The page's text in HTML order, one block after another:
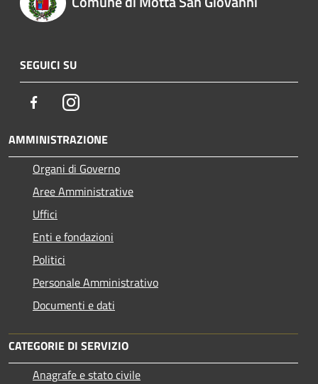
SEGUICI SU
FacebookInstagram
AMMINISTRAZIONE
Organi di Governo
Aree Amministrative
Uffici
Enti e fondazioni
Politici
Personale Amministrativo
Documenti e dati
CATEGORIE DI SERVIZIO
Anagrafe e stato civile